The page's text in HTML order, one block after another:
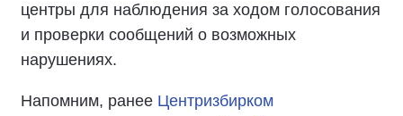
центры для наблюдения за ходом голосования
и проверки сообщений о возможных
нарушениях.
Напомним, ранее Центризбирком